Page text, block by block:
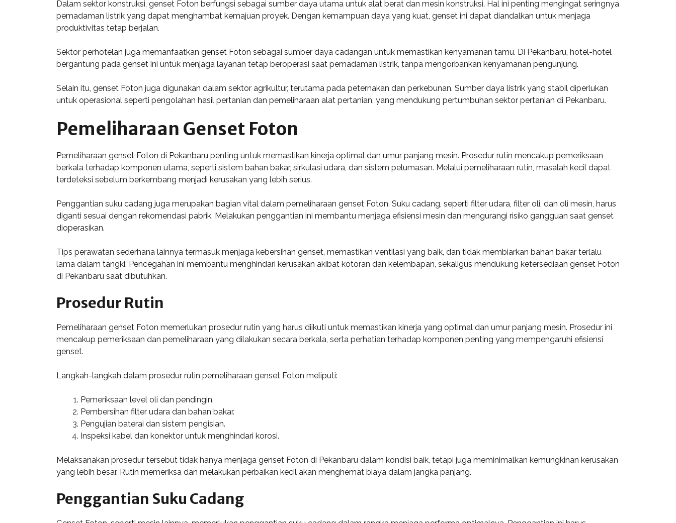
Dalam sektor konstruksi, genset Foton berfungsi sebagai sumber daya utama untuk alat berat dan mesin konstruksi. Hal ini penting mengingat seringnya
pemadaman listrik yang dapat menghambat kemajuan proyek. Dengan kemampuan daya yang kuat, genset ini dapat diandalkan untuk menjaga
produktivitas tetap berjalan.
Sektor perhotelan juga memanfaatkan genset Foton sebagai sumber daya cadangan untuk memastikan kenyamanan tamu. Di Pekanbaru, hotel-hotel
bergantung pada genset ini untuk menjaga layanan tetap beroperasi saat pemadaman listrik, tanpa mengorbankan kenyamanan pengunjung.
Selain itu, genset Foton juga digunakan dalam sektor agrikultur, terutama pada peternakan dan perkebunan. Sumber daya listrik yang stabil diperlukan
untuk operasional seperti pengolahan hasil pertanian dan pemeliharaan alat pertanian, yang mendukung pertumbuhan sektor pertanian di Pekanbaru.
Pemeliharaan Genset Foton
Pemeliharaan genset Foton di Pekanbaru penting untuk memastikan kinerja optimal dan umur panjang mesin. Prosedur rutin mencakup pemeriksaan
berkala terhadap komponen utama, seperti sistem bahan bakar, sirkulasi udara, dan sistem pelumasan. Melalui pemeliharaan rutin, masalah kecil dapat
terdeteksi sebelum berkembang menjadi kerusakan yang lebih serius.
Penggantian suku cadang juga merupakan bagian vital dalam pemeliharaan genset Foton. Suku cadang, seperti filter udara, filter oli, dan oli mesin, harus
diganti sesuai dengan rekomendasi pabrik. Melakukan penggantian ini membantu menjaga efisiensi mesin dan mengurangi risiko gangguan saat genset
dioperasikan.
Tips perawatan sederhana lainnya termasuk menjaga kebersihan genset, memastikan ventilasi yang baik, dan tidak membiarkan bahan bakar terlalu
lama dalam tangki. Pencegahan ini membantu menghindari kerusakan akibat kotoran dan kelembapan, sekaligus mendukung ketersediaan genset Foton
di Pekanbaru saat dibutuhkan.
Prosedur Rutin
Pemeliharaan genset Foton memerlukan prosedur rutin yang harus diikuti untuk memastikan kinerja yang optimal dan umur panjang mesin. Prosedur ini
mencakup pemeriksaan dan pemeliharaan yang dilakukan secara berkala, serta perhatian terhadap komponen penting yang mempengaruhi efisiensi
genset.
Langkah-langkah dalam prosedur rutin pemeliharaan genset Foton meliputi:
Pemeriksaan level oli dan pendingin.
Pembersihan filter udara dan bahan bakar.
Pengujian baterai dan sistem pengisian.
Inspeksi kabel dan konektor untuk menghindari korosi.
Melaksanakan prosedur tersebut tidak hanya menjaga genset Foton di Pekanbaru dalam kondisi baik, tetapi juga meminimalkan kemungkinan kerusakan
yang lebih besar. Rutin memeriksa dan melakukan perbaikan kecil akan menghemat biaya dalam jangka panjang.
Penggantian Suku Cadang